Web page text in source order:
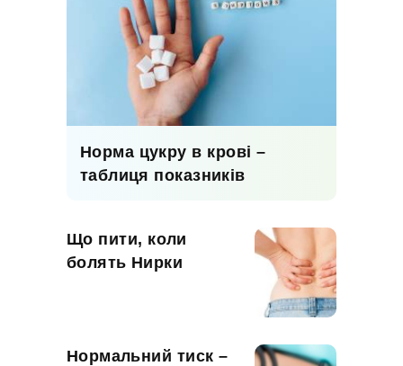
Норма цукру в крові –
таблиця показників
Що пити, коли
болять Нирки
Нормальний тиск –